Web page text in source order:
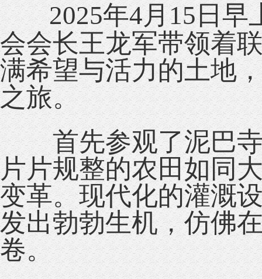
2025年4月15日早
会会长王龙军带领着
满希望与活力的土地
之旅。
首先参观了泥巴寺
片片规整的农田如同
变革。现代化的灌溉
发出勃勃生机，仿佛
卷。